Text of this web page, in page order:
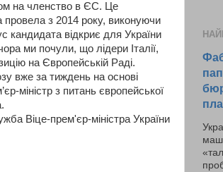
на членство в ЄС. Це
провела з 2014 року, виконуючи
кандидата відкриє для України
ми почули, що лідери Італії,
на Європейській Раді.
вже за тиждень на основі
міністр з питань європейської
Віце-прем'єр-міністра України